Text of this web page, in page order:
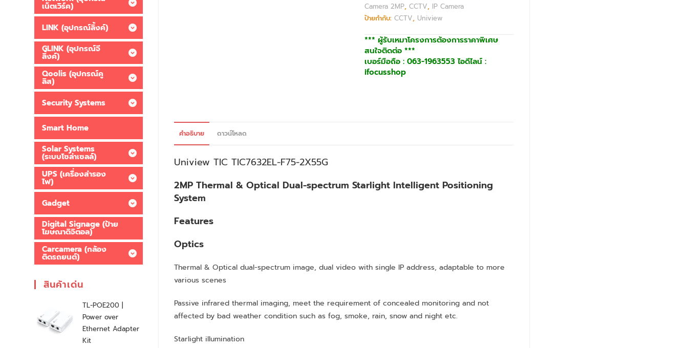
Camera 2MP, CCTV, IP Camera
ป้ายกำกับ: CCTV, Uniview
*** ผู้รับเหมาโครงการต้องการราคาพิเศษ
สนใจติดต่อ ***
เบอร์มือถือ : 063-1963553 ไอดีไลน์ :
ifocusshop
คำอธิบาย ดาวน์โหลด
Uniview TICTIC7632EL-F75-2X55G
2MP Thermal & Optical Dual-spectrum Starlight Intelligent Positioning
System
Features
Optics
Thermal & Optical dual-spectrum image, dual video with single IP address, adaptable to more
various scenes
Passive infrared thermal imaging, meet the requirement of concealed monitoring and not
affected by bad weather condition such as fog, smoke, rain, snow and night etc.
Starlight illumination
เน็ตเวิร์ค)
LINK (อุปกรณ์ลิ้งค์)
GLINK (อุปกรณ์จี
ลิ้งค์)
Qoolis (อุปกรณ์คู
ลิส)
Security Systems
Smart Home
Solar Systems
(ระบบโซล่าเซลล์)
UPS (เครื่องสำรอง
ไฟ)
Gadget
Digital Signage (ป้าย
โฆษณาดิจิตอล)
Carcamera (กล้อง
ติดรถยนต์)
สินค้าเด่น
TL-POE200 |
Power over
Ethernet Adapter
Kit